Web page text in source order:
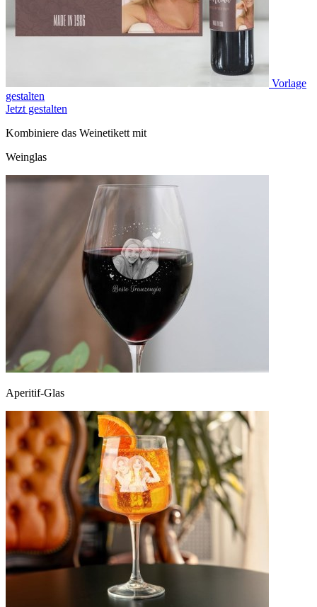
Vorlage
gestalten
Jetzt gestalten
Kombiniere das Weinetikett mit
Weinglas
Aperitif-Glas